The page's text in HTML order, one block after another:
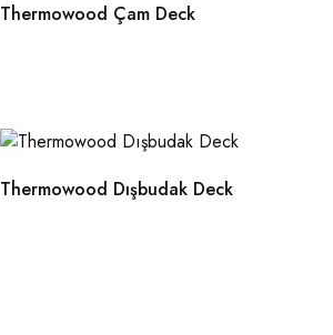
Thermowood Çam Deck
Thermowood Dışbudak Deck